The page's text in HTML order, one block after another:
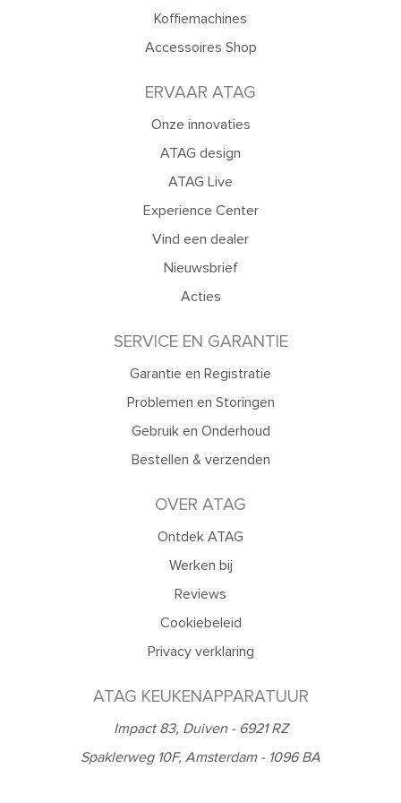
Koffiemachines
Accessoires Shop
ERVAAR ATAG
Onze innovaties
ATAG design
ATAG Live
Experience Center
Vind een dealer
Nieuwsbrief
Acties
SERVICE EN GARANTIE
Garantie en Registratie
Problemen en Storingen
Gebruik en Onderhoud
Bestellen & verzenden
OVER ATAG
Ontdek ATAG
Werken bij
Reviews
Cookiebeleid
Privacy verklaring
ATAG KEUKENAPPARATUUR
Impact 83, Duiven - 6921 RZ
Spaklerweg 10F, Amsterdam - 1096 BA